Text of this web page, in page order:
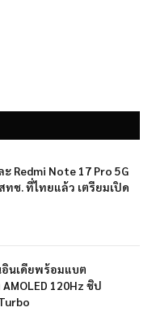
ะ Redmi Note 17 Pro 5G
ทช. ที่ไทยแล้ว เตรียมเปิด
อินเดียพร้อมแบต
120Hz ชิป